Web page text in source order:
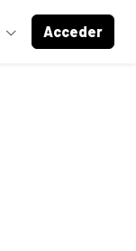
Acceder